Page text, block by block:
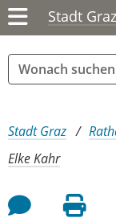
Stadt Graz
Sie sind hier:
Stadt Graz
Elke Kahr
Feedback an Autor
Seite